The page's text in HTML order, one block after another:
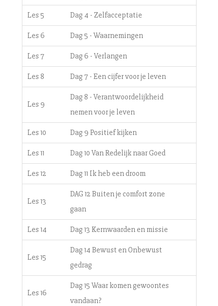
Les 5 Dag 4 - Zelfacceptatie
Les 6 Dag 5 - Waarnemingen
Les 7 Dag 6 - Verlangen
Les 8 Dag 7 - Een cijfer voor je leven
Les 9
Dag 8 - Verantwoordelijkheid
nemen voor je leven
Les 10 Dag 9 Positief kijken
Les 11 Dag 10 Van Redelijk naar Goed
Les 12 Dag 11 Ik heb een droom
Les 13
DAG 12 Buiten je comfort zone
gaan
Les 14 Dag 13 Kernwaarden en missie
Les 15
Dag 14 Bewust en Onbewust
gedrag
Les 16
Dag 15 Waar komen gewoontes
vandaan?